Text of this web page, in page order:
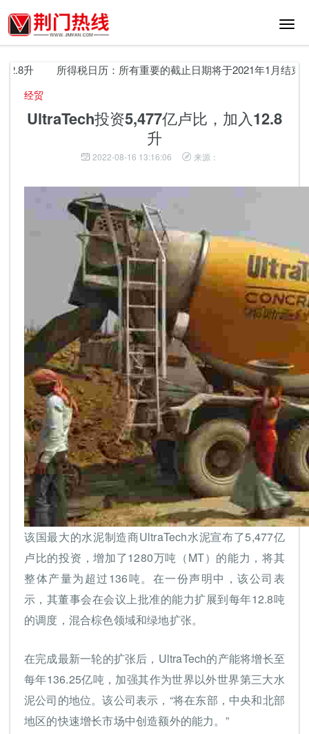
切
航
升 所得税日历：所有重要的截止日期将于2021年1月结束
经贸
UltraTech投资5,477亿卢比，加入12.8
升
2022-08-16 13:16:06 来源：
该国最大的水泥制造商UltraTech水泥宣布了5,477亿
卢比的投资，增加了1280万吨（MT）的能力，将其
整体产量为超过136吨。在一份声明中，该公司表
示，其董事会在会议上批准的能力扩展到每年12.8吨
的调度，混合棕色领域和绿地扩张。
在完成最新一轮的扩张后，UltraTech的产能将增长至
每年136.25亿吨，加强其作为世界以外世界第三大水
泥公司的地位。该公司表示，“将在东部，中央和北部
地区的快速增长市场中创造额外的能力。”